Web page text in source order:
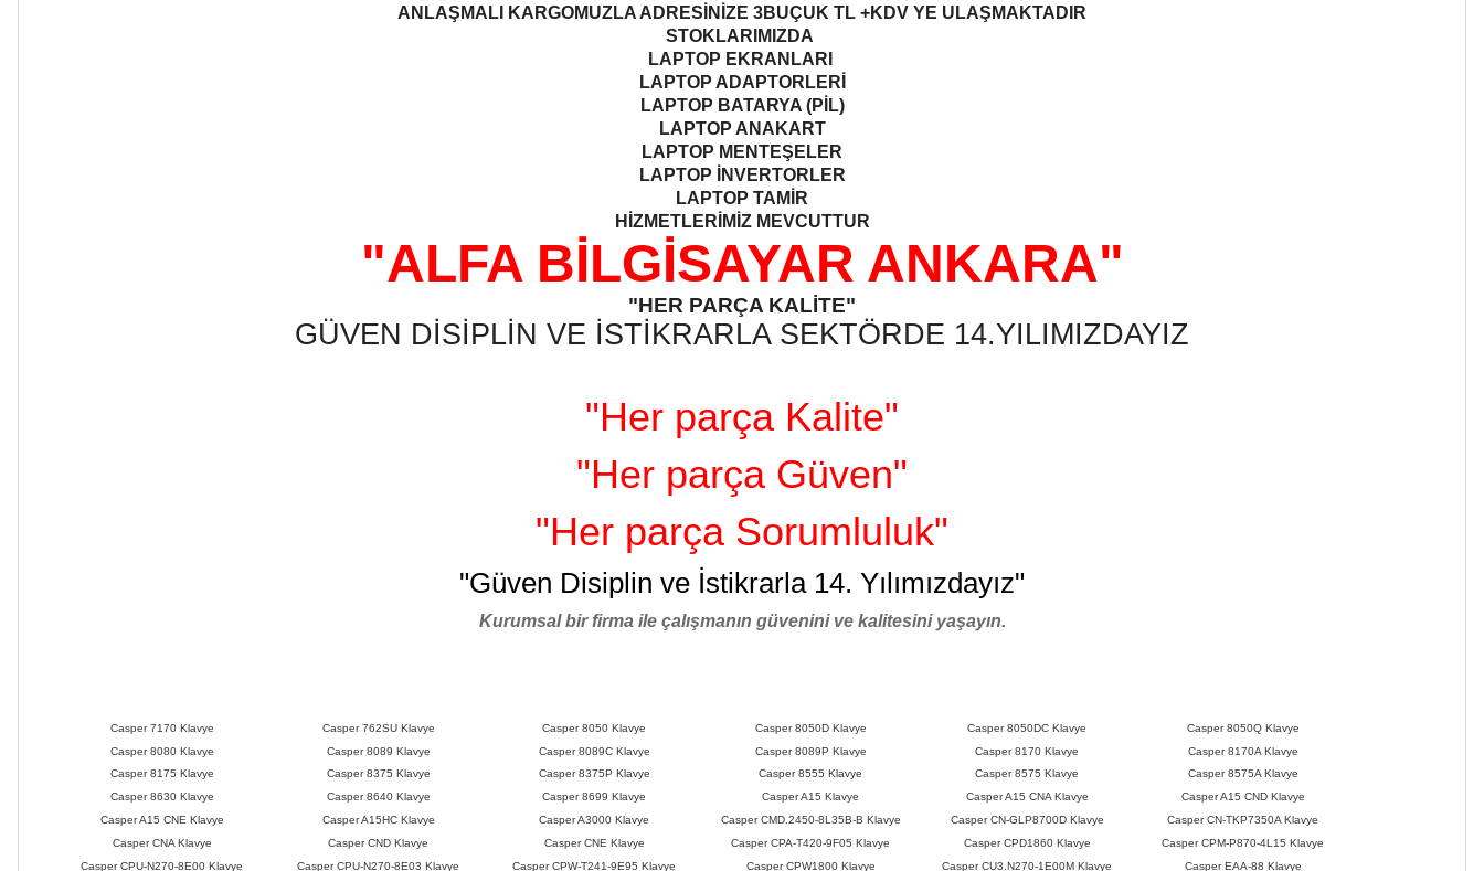
ANLAŞMALI KARGOMUZLA ADRESİNİZE 3BUÇUK TL +KDV YE ULAŞMAKTADIR
STOKLARIMIZDA
LAPTOP EKRANLARI
LAPTOP ADAPTORLERİ
LAPTOP BATARYA (PİL)
LAPTOP ANAKART
LAPTOP MENTEŞELER
LAPTOP İNVERTORLER
LAPTOP TAMİR
HİZMETLERİMİZ MEVCUTTUR
"ALFA BİLGİSAYAR ANKARA"
"HER PARÇA KALİTE"
GÜVEN DİSİPLİN VE İSTİKRARLA SEKTÖRDE 14.YILIMIZDAYIZ
"Her parça Kalite"
"Her parça Güven"
"Her parça Sorumluluk"
"Güven Disiplin ve İstikrarla 14. Yılımızdayız"
Kurumsal bir firma ile çalışmanın güvenini ve kalitesini yaşayın.
Casper 7170 Klavye Casper 762SU Klavye Casper 8050 Klavye Casper 8050D Klavye Casper 8050DC Klavye
Casper 8050Q Klavye
Casper 8080 Klavye
Casper 8089 Klavye Casper 8089C Klavye Casper 8089P Klavye Casper 8170 Klavye
Casper 8170A Klavye
Casper 8175 Klavye
Casper 8375 Klavye Casper 8375P Klavye Casper 8555 Klavye Casper 8575 Klavye
Casper 8575A Klavye
Casper 8630 Klavye
Casper 8640 Klavye Casper 8699 Klavye Casper A15 Klavye Casper A15 CNA Klavye
Casper A15 CND Klavye
Casper A15 CNE Klavye
Casper A15HC Klavye Casper A3000 Klavye Casper CMD.2450-8L35B-B Klavye Casper CN-GLP8700D Klavye
Casper CN-TKP7350A Klavye
Casper CNA Klavye
Casper CND Klavye Casper CNE Klavye Casper CPA-T420-9F05 Klavye Casper CPD1860 Klavye
Casper CPM-P870-4L15 Klavye
Casper CPU-N270-8E00 Klavye
Casper CPU-N270-8E03 Klavye Casper CPW-T241-9E95 Klavye Casper CPW1800 Klavye Casper CU3.N270-1E00M Klavye
Casper EAA-88 Klavye